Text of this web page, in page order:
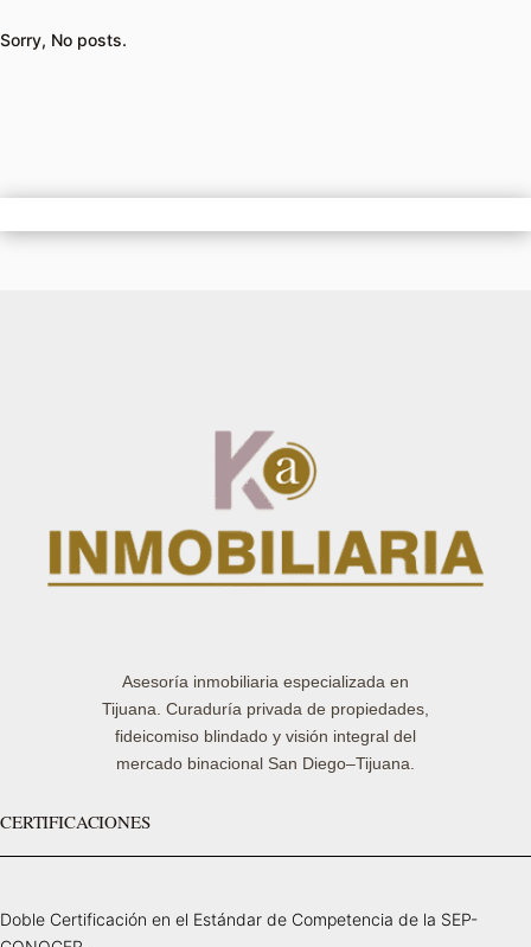
Sorry, No posts.
Asesoría inmobiliaria especializada en
Tijuana. Curaduría privada de propiedades,
fideicomiso blindado y visión integral del
mercado binacional San Diego–Tijuana.
CERTIFICACIONES
Doble Certificación en el Estándar de Competencia de la SEP-